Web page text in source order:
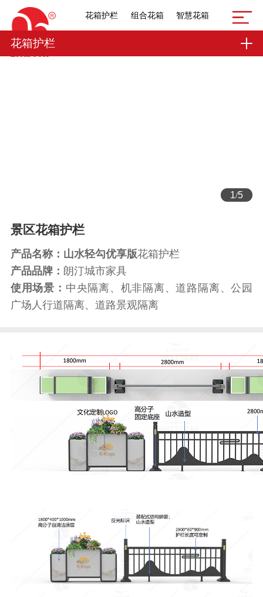
花箱护栏 组合花箱 智慧花箱
花箱护栏
1/5
景区花箱护栏
产品名称：山水轻勾优享版花箱护栏
产品品牌： 朗汀城市家具
使用场景： 中央隔离、机非隔离、道路隔离、公园
广场人行道隔离、道路景观隔离